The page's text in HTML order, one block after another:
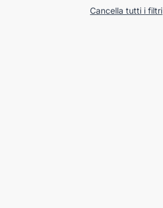
Cancella tutti i filtri